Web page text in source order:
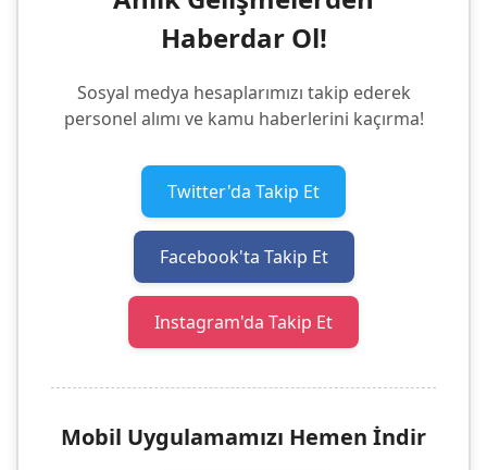
Haberdar Ol!
Sosyal medya hesaplarımızı takip ederek
personel alımı ve kamu haberlerini kaçırma!
Twitter'da Takip Et
Facebook'ta Takip Et
Instagram'da Takip Et
Mobil Uygulamamızı Hemen İndir